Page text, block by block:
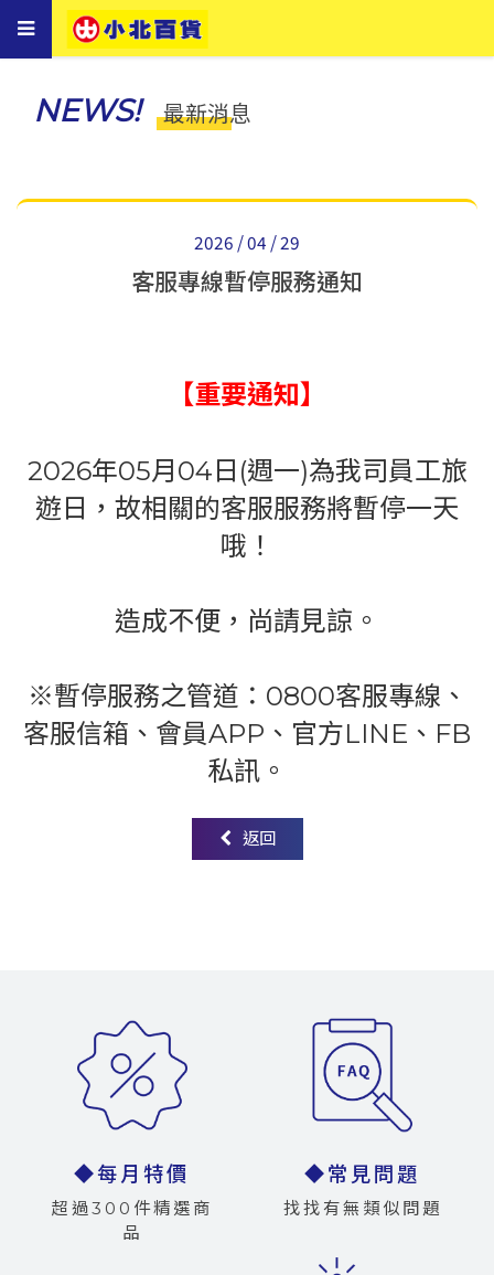
Toggle
navigation
NEWS! 最新消息
2026 / 04 / 29
客服專線暫停服務通知
【重要通知】
2026年05月04日(週一)為我司員工旅
遊日，故相關的客服服務將暫停一天
哦！
造成不便，尚請見諒。
※暫停服務之管道：0800客服專線、
客服信箱、會員APP、官方LINE、FB
私訊。
返回
◆每月特價
超過300件精選商
品
◆常見問題
找找有無類似問題